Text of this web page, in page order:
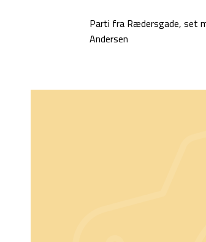
Parti fra Rædersgade, set
Andersen